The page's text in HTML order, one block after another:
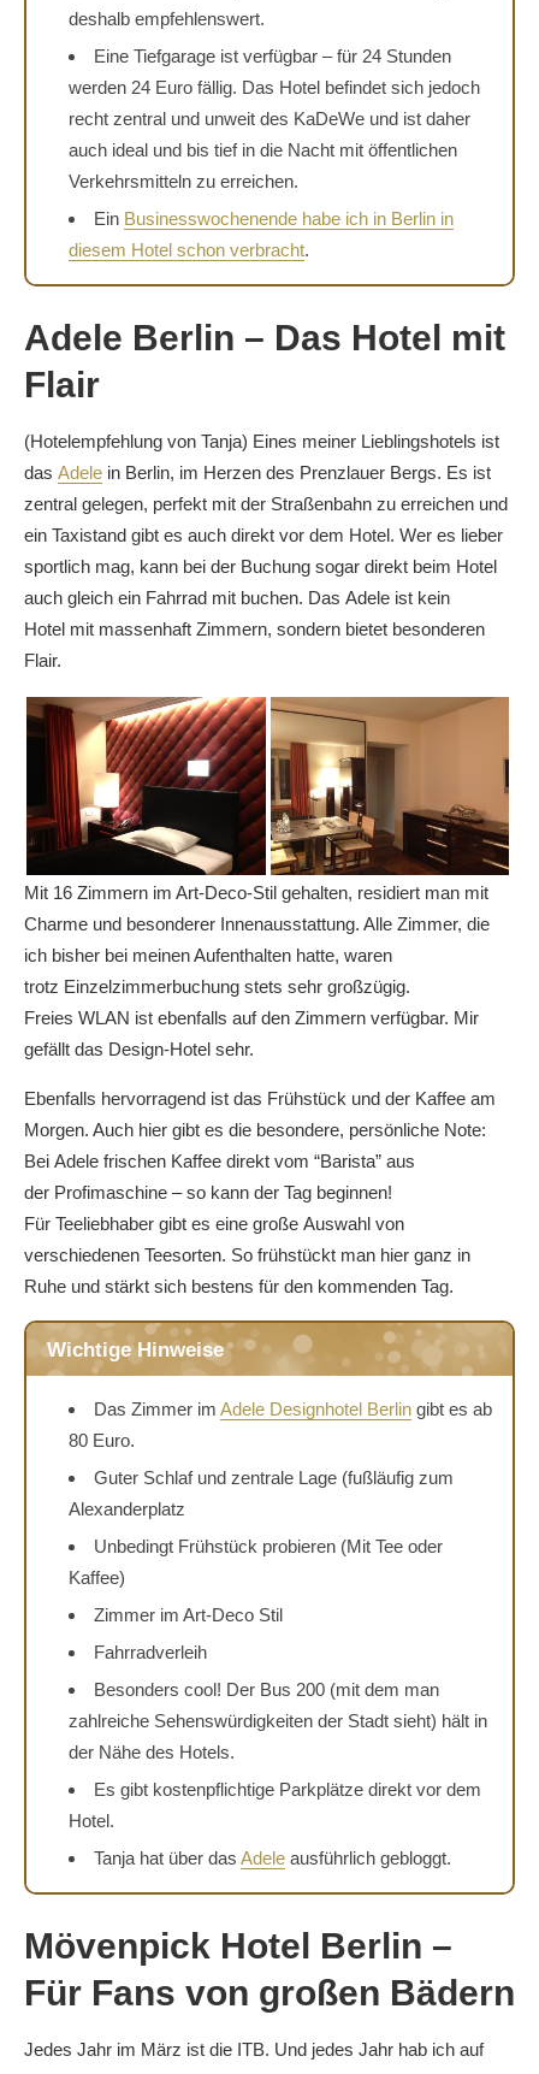
deshalb empfehlenswert.
Eine Tiefgarage ist verfügbar – für 24 Stunden
werden 24 Euro fällig. Das Hotel befindet sich jedoch
recht zentral und unweit des KaDeWe und ist daher
auch ideal und bis tief in die Nacht mit öffentlichen
Verkehrsmitteln zu erreichen.
Ein Businesswochenende habe ich in Berlin in
diesem Hotel schon verbracht.
Adele Berlin – Das Hotel mit
Flair
(Hotelempfehlung von Tanja) Eines meiner Lieblingshotels ist
das Adele in Berlin, im Herzen des Prenzlauer Bergs. Es ist
zentral gelegen, perfekt mit der Straßenbahn zu erreichen und
ein Taxistand gibt es auch direkt vor dem Hotel. Wer es lieber
sportlich mag, kann bei der Buchung sogar direkt beim Hotel
auch gleich ein Fahrrad mit buchen. Das Adele ist kein
Hotel mit massenhaft Zimmern, sondern bietet besonderen
Flair.
Mit 16 Zimmern im Art-Deco-Stil gehalten, residiert man mit
Charme und besonderer Innenausstattung. Alle Zimmer, die
ich bisher bei meinen Aufenthalten hatte, waren
trotz Einzelzimmerbuchung stets sehr großzügig.
Freies WLAN ist ebenfalls auf den Zimmern verfügbar. Mir
gefällt das Design-Hotel sehr.
Ebenfalls hervorragend ist das Frühstück und der Kaffee am
Morgen. Auch hier gibt es die besondere, persönliche Note:
Bei Adele frischen Kaffee direkt vom “Barista” aus
der Profimaschine – so kann der Tag beginnen!
Für Teeliebhaber gibt es eine große Auswahl von
verschiedenen Teesorten. So frühstückt man hier ganz in
Ruhe und stärkt sich bestens für den kommenden Tag.
Wichtige Hinweise
Das Zimmer im Adele Designhotel Berlin gibt es ab
80 Euro.
Guter Schlaf und zentrale Lage (fußläufig zum
Alexanderplatz
Unbedingt Frühstück probieren (Mit Tee oder
Kaffee)
Zimmer im Art-Deco Stil
Fahrradverleih
Besonders cool! Der Bus 200 (mit dem man
zahlreiche Sehenswürdigkeiten der Stadt sieht) hält in
der Nähe des Hotels.
Es gibt kostenpflichtige Parkplätze direkt vor dem
Hotel.
Tanja hat über das Adele ausführlich gebloggt.
Mövenpick Hotel Berlin –
Für Fans von großen Bädern
Jedes Jahr im März ist die ITB. Und jedes Jahr hab ich auf